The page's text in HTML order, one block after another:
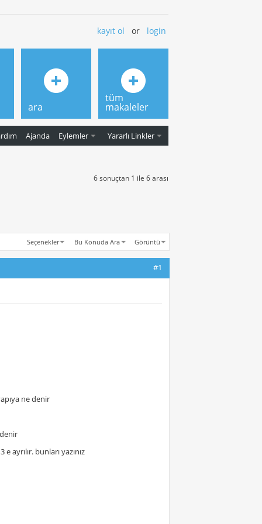
kayıt ol or login
Ajanda Eylemler Yararlı Linkler
ara
tüm
makaleler
6 sonuçtan 1 ile 6 arası
Seçenekler Bu Konuda Ara Görüntü
#1
ne denir
ayrılır. bunları yazınız